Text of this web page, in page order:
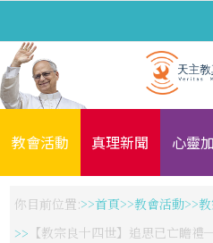
教會活動 真理新聞 心靈
你目前位置: 首頁 教會活動
【教宗良十四世】追思已亡瞻